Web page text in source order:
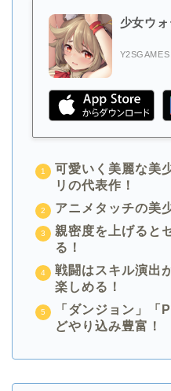
少女ウ
Y2SGAMES
可愛いく美麗な美
リの代表作！
アニメタッチの美
親密度を上げると
る！
戦闘はスキル演出
楽しめる！
「ダンジョン」「
どやり込み豊富！